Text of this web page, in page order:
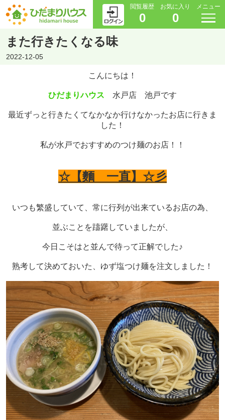
閲覧履歴
0
お気に入り
0
メニュー
また行きたくなる味
2022-12-05
こんにちは！
ひだまりハウス 水戸店 池戸です
最近ずっと行きたくてなかなか行けなかったお店に行きま
した！
私が水戸でおすすめのつけ麺のお店！！
☆【麵 一直】☆彡
いつも繁盛していて、常に行列が出来ているお店の為、
並ぶことを躊躇していましたが、
今日こそはと並んで待って正解でした♪
熟考して決めておいた、ゆず塩つけ麺を注文しました！